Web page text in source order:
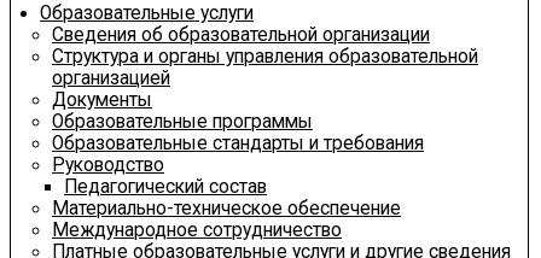
Образовательные услуги
Сведения об образовательной организации
Структура и органы управления образовательной
организацией
Документы
Образовательные программы
Образовательные стандарты и требования
Руководство
Педагогический состав
Материально-техническое обеспечение
Международное сотрудничество
Платные образовательные услуги и другие сведения